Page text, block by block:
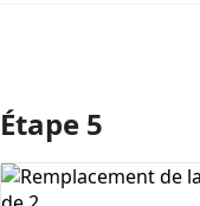
Ajouter un
Étape 5